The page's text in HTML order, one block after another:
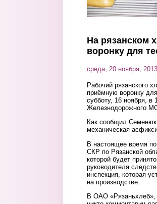
На рязанском
воронку для
среда, 20 ноября,
Рабочий рязанского
приёмную воронку
субботу, 16 ноября, в
Железнодорожного
Как сообщил
механическая
В настоящее время
СКР по Рязанской
которой будет
руководителя
инспекция, которая
на производстве.
В ОАО «Рязаньхлеб»,